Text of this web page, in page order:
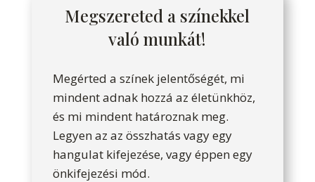
Megszereted a színekkel
való munkát!
Megérted a színek jelentőségét, mi
mindent adnak hozzá az életünkhöz,
és mi mindent határoznak meg.
Legyen az az összhatás vagy egy
hangulat kifejezése, vagy éppen egy
önkifejezési mód.